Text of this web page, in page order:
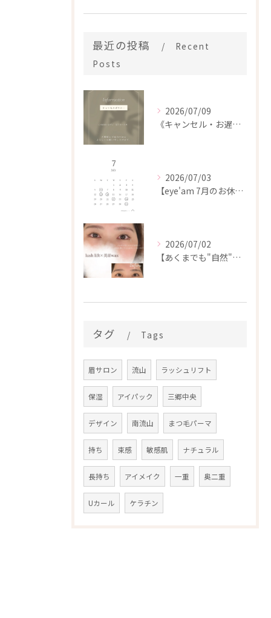
最近の投稿
Recent
Posts
2026/07/09
《キャンセル・お遅刻・午前中のご予約について📖》
2026/07/03
【eye'am 7月のお休み】
2026/07/02
【あくまでも"自然"に🌱大人の垢抜けデザイン♡】
タグ Tags
眉サロン 流山 ラッシュリフト
保湿 アイパック 三郷中央
デザイン 南流山 まつ毛パーマ
持ち 束感 敏感肌 ナチュラル
長持ち アイメイク 一重 奥二重
Uカール ケラチン